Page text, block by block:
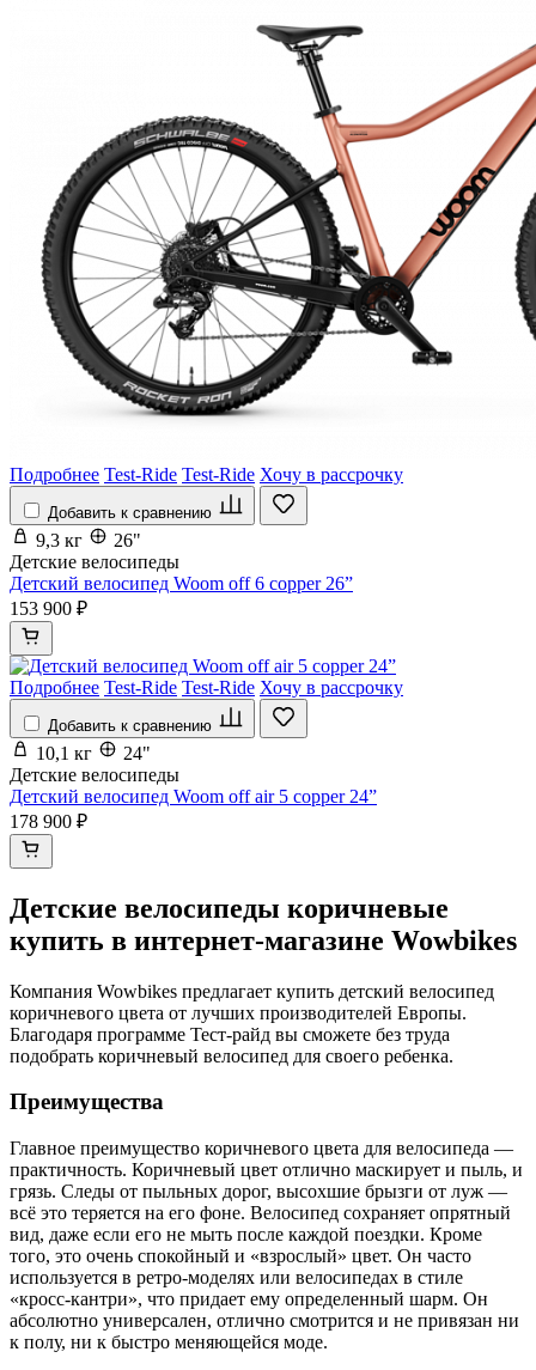
Подробнее Test-Ride Test-Ride Хочу в рассрочку
Добавить к сравнению
9,3 кг
26"
Детские велосипеды
Детский велосипед Woom off 6 copper 26”
153 900 ₽
Подробнее Test-Ride Test-Ride Хочу в рассрочку
Добавить к сравнению
10,1 кг
24"
Детские велосипеды
Детский велосипед Woom off air 5 copper 24”
178 900 ₽
Детские велосипеды коричневые
купить в интернет-магазине Wowbikes
Компания Wowbikes предлагает купить детский велосипед
коричневого цвета от лучших производителей Европы.
Благодаря программе Тест-райд вы сможете без труда
подобрать коричневый велосипед для своего ребенка.
Преимущества
Главное преимущество коричневого цвета для велосипеда —
практичность. Коричневый цвет отлично маскирует и пыль, и
грязь. Следы от пыльных дорог, высохшие брызги от луж —
всё это теряется на его фоне. Велосипед сохраняет опрятный
вид, даже если его не мыть после каждой поездки. Кроме
того, это очень спокойный и «взрослый» цвет. Он часто
используется в ретро-моделях или велосипедах в стиле
«кросс-кантри», что придает ему определенный шарм. Он
абсолютно универсален, отлично смотрится и не привязан ни
к полу, ни к быстро меняющейся моде.